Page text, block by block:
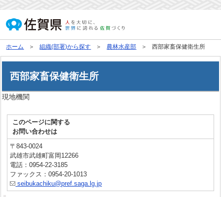
ホーム 組織(部署)から探す 農林水産部 西部家畜保健衛生所
西部家畜保健衛生所
現地機関
このページに関する
お問い合わせは
〒843-0024
武雄市武雄町富岡12266
電話：0954-22-3185
ファックス：0954-20-1013
seibukachiku@pref.saga.lg.jp